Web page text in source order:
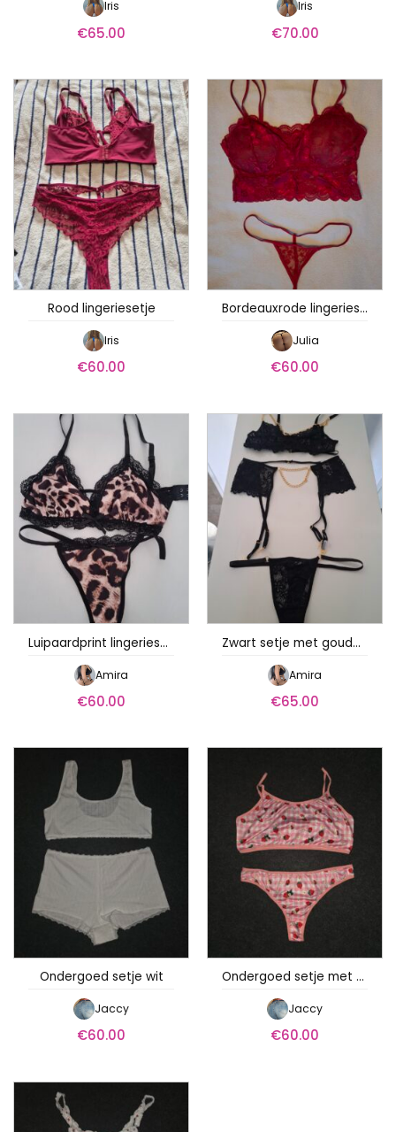
Iris
€65.00
Iris
€70.00
Rood lingeriesetje
Iris
€60.00
Bordeauxrode lingeriesetje
Julia
€60.00
Luipaardprint lingeriesetje
Amira
€60.00
Zwart setje met gouden kettingen
Amira
€65.00
Ondergoed setje wit
Jaccy
€60.00
Ondergoed setje met aardbeitjes
Jaccy
€60.00